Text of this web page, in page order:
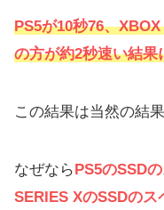
PS5が10秒76、
の方が約2秒速い結果
この結果は当然の結
なぜならPS5のSSD
SERIES XのSSDの